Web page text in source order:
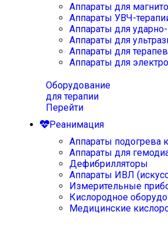
Аппараты для
Аппараты УВЧ-
Аппараты для
Аппараты для
Аппараты для
Аппараты для
Оборудование
для терапии
Перейти
Реанимация
Аппараты подогрева
Аппараты для
Дефибрилляторы
Аппараты ИВЛ
Измерительные
Кислородное
Медицинские